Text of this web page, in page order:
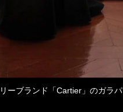
ーブランド「Cartier」のガラ